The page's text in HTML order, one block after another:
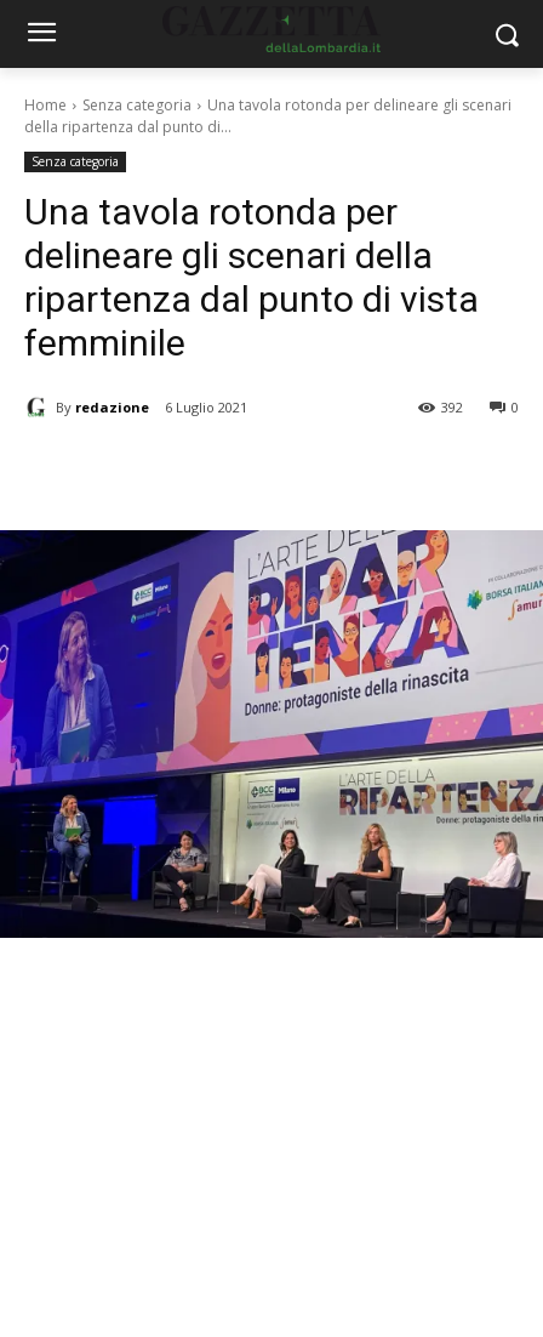
Home Senza categoria
Una tavola rotonda per delineare gli scenari
della ripartenza dal punto di...
Senza categoria
Una tavola rotonda per
delineare gli scenari della
ripartenza dal punto di vista
femminile
By redazione 6 Luglio 2021 0
392